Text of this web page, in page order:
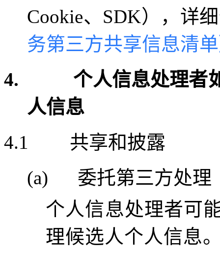
Cookie、 SDK），详
务第三方共享信息清
4.
个人信息处理者
人信息
4.1
共享和披露
(a)
委托第三方处理
个人信息处理者可
理候选人个人信息